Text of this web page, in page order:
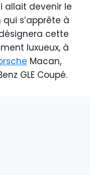
allait devenir le
s’apprête à
cette
luxueux, à
Macan,
GLE Coupé.